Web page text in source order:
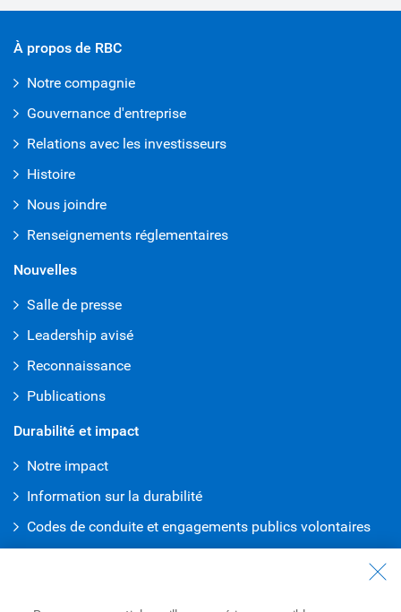
À propos de RBC
Notre compagnie
Gouvernance d'entreprise
Relations avec les investisseurs
Histoire
Nous joindre
Renseignements réglementaires
Nouvelles
Salle de presse
Leadership avisé
Reconnaissance
Publications
Durabilité et impact
Notre impact
Information sur la durabilité
Codes de conduite et engagements publics volontaires